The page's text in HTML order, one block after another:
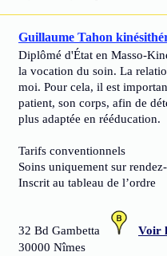
Guillaume Tahon
Diplômé d'État en Masso-
la vocation du soin. La
moi. Pour cela, il est
patient, son corps, afin de
plus adaptée en rééducation.
Tarifs conventionnels
Soins uniquement sur
Inscrit au tableau de l’ordre
32 Bd Gambetta
Voir
30000 Nîmes